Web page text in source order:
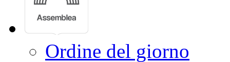
Ordine del giorno